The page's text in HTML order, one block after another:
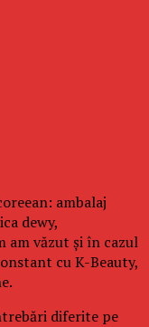
ambalaj
dewy,
am văzut și în cazul
cu K-Beauty,
diferite pe